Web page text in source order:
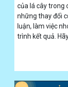
của lá cây trong
những thay đổi
luận, làm việc
trình kết quả. Hãy